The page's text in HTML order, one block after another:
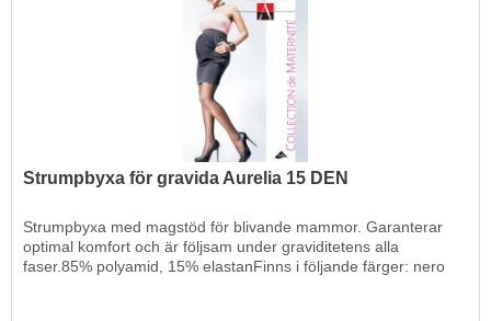
Strumpbyxa för gravida Aurelia 15 DEN
Strumpbyxa med magstöd för blivande mammor. Garanterar
optimal komfort och är följsam under graviditetens alla
faser.85% polyamid, 15% elastanFinns i följande färger: nero